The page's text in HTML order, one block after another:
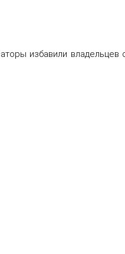
избавили владельцев